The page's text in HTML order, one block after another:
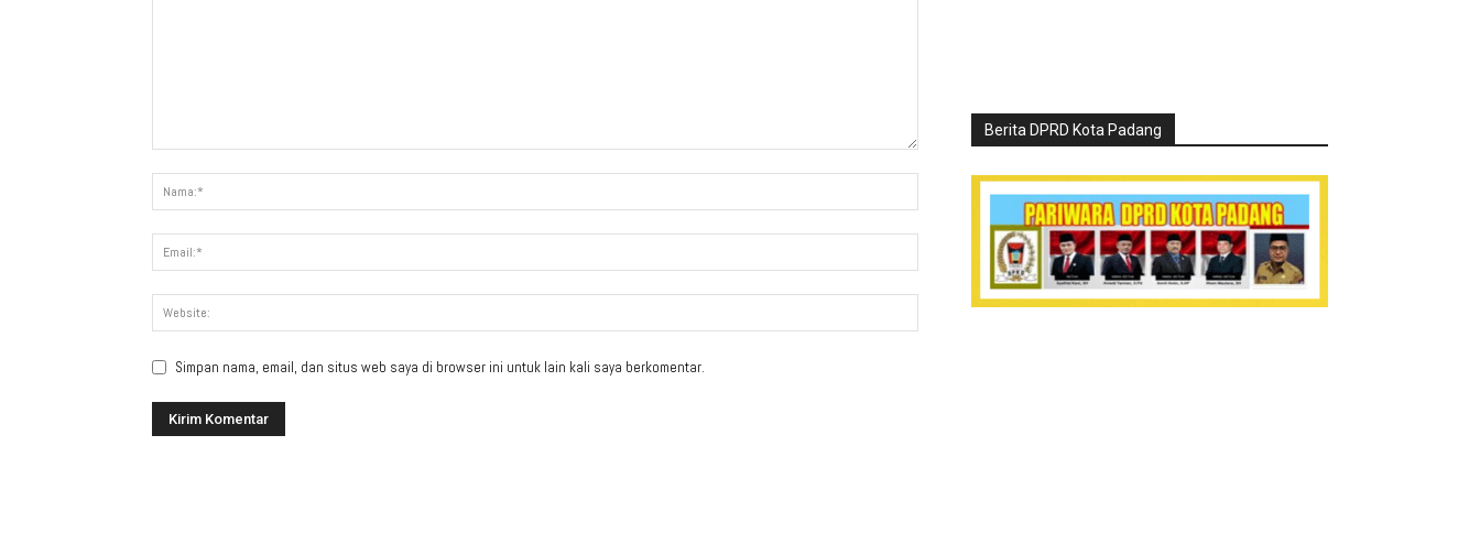
Simpan nama, email, dan situs web saya di browser ini untuk lain kali saya berkomentar.
Berita DPRD Kota Padang